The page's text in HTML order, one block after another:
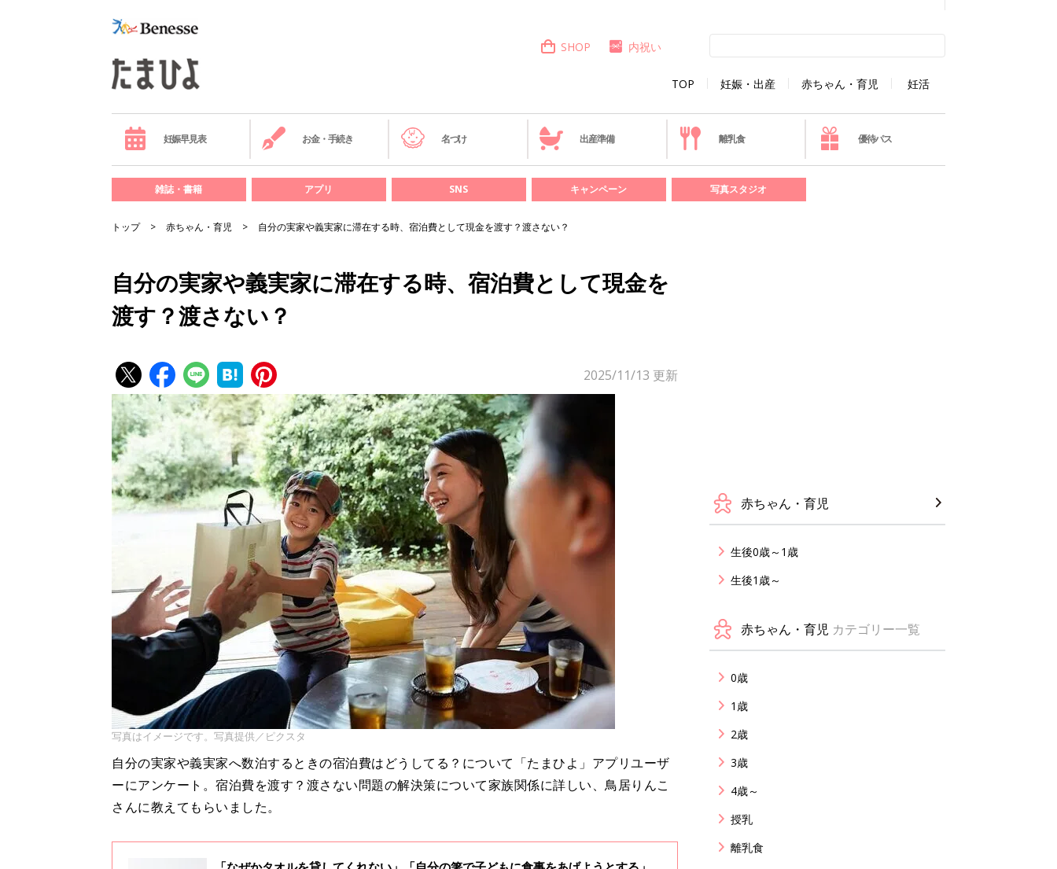
TOP 妊娠・出産 赤ちゃん・育児 妊活
SHOP 内祝い
妊娠早見表 お金・手続き 名づけ 出産準備 離乳食 優待パス
雑誌・書籍 アプリ SNS キャンペーン 写真スタジオ
トップ 赤ちゃん・育児 自分の実家や義実家に滞在する時、宿泊費として現金を渡す？渡さない？
自分の実家や義実家に滞在する時、宿泊費として現金を
渡す？渡さない？
2025/11/13 更新
写真はイメージです。写真提供／ピクスタ
自分の実家や義実家へ数泊するときの宿泊費はどうしてる？について「たまひよ」アプリユーザ
ーにアンケート。宿泊費を渡す？渡さない問題の解決策について家族関係に詳しい、鳥居りんこ
さんに教えてもらいました。
赤ちゃん・育児
生後0歳～1歳
生後1歳～
赤ちゃん・育児 カテゴリー一覧
0歳
1歳
2歳
3歳
4歳～
授乳
離乳食